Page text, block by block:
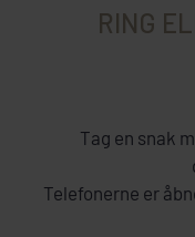
RING
Tag en snak
Telefonerne er